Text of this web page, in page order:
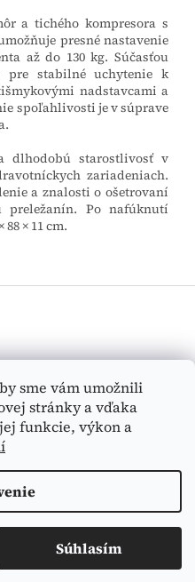
sme vám umožnili
stránky a vďaka
funkcie, výkon a
Súhlasím
a tichého kompresora s
presné nastavenie
až do 130 kg. Súčasťou
stabilné uchytenie k
nadstavcami a
spoľahlivosti je v súprave
dlhodobú starostlivosť v
zariadeniach.
a znalosti o ošetrovaní
Po nafúknutí
× 11 cm.
HĽADAŤ
Shoptet
. Všetky práva vyhradené.